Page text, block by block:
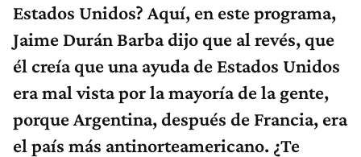
Estados Unidos? Aquí, en este programa,
Jaime Durán Barba dijo que al revés, que
él creía que una ayuda de Estados Unidos
era mal vista por la mayoría de la gente,
porque Argentina, después de Francia, era
el país más antinorteamericano. ¿Te